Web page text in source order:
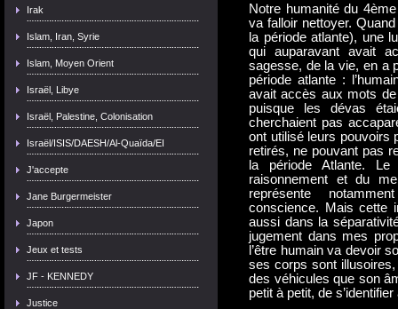
Irak
Islam, Iran, Syrie
Islam, Moyen Orient
Israël, Libye
Israël, Palestine, Colonisation
Israël/ISIS/DAESH/Al-Quaïda/EI
J'accepte
Jane Burgermeister
Japon
Jeux et tests
JF - KENNEDY
Justice
Notre humanité du
va falloir nettoyer.
la période atlante), une
qui auparavant avait
sagesse, de la vie, en a
période atlante :
avait accès aux mots
puisque les dévas
cherchaient pas
ont utilisé leurs pouvoirs
retirés, ne pouvant pas
la période Atlante.
raisonnement et du
représente
conscience. Mais cette
aussi dans la
jugement dans mes
l’être humain va devoir
ses corps sont illusoires,
des véhicules que son
petit à petit, de